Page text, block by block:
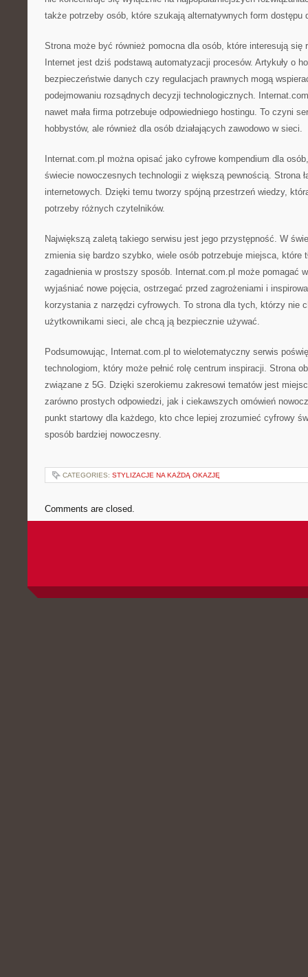
także potrzeby osób, które szukają alternatywnych form dostępu
Strona może być również pomocna dla osób, które interesują się
Internet jest dziś podstawą automatyzacji procesów. Artykuły o
bezpieczeństwie danych czy regulacjach prawnych mogą
podejmowaniu rozsądnych decyzji technologicznych.
nawet mała firma potrzebuje odpowiedniego hostingu. To czyni
hobbystów, ale również dla osób działających zawodowo w sieci.
Internat.com.pl można opisać jako cyfrowe kompendium dla
świecie nowoczesnych technologii z większą pewnością. Strona
internetowych. Dzięki temu tworzy spójną przestrzeń wiedzy,
potrzeby różnych czytelników.
Największą zaletą takiego serwisu jest jego przystępność. W
zmienia się bardzo szybko, wiele osób potrzebuje miejsca, które
zagadnienia w prostszy sposób. Internat.com.pl może pomagać
wyjaśniać nowe pojęcia, ostrzegać przed zagrożeniami i
korzystania z narzędzi cyfrowych. To strona dla tych, którzy nie
użytkownikami sieci, ale chcą ją bezpiecznie używać.
Podsumowując, Internat.com.pl to wielotematyczny serwis
technologiom, który może pełnić rolę centrum inspiracji. Strona
związane z 5G. Dzięki szerokiemu zakresowi tematów jest
zarówno prostych odpowiedzi, jak i ciekawszych omówień
punkt startowy dla każdego, kto chce lepiej zrozumieć cyfrowy
sposób bardziej nowoczesny.
CATEGORIES: STYLIZACJE NA KAŻDĄ OKAZJĘ
Comments are closed.